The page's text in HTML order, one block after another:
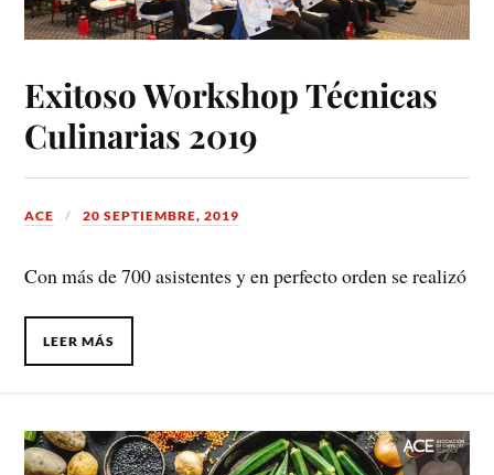
Exitoso Workshop Técnicas
Culinarias 2019
ACE 20 SEPTIEMBRE, 2019
Con más de 700 asistentes y en perfecto orden se realizó
LEER MÁS